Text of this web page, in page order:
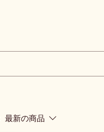
最新の商品